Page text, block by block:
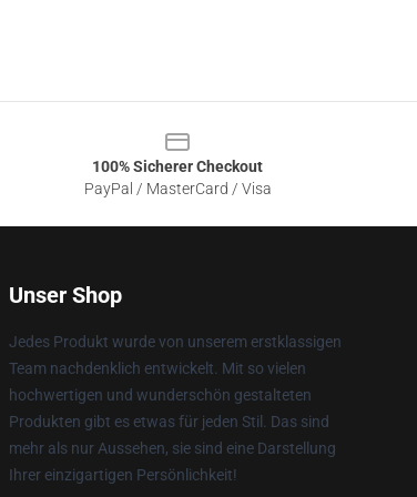
100% Sicherer Checkout
PayPal / MasterCard / Visa
Unser Shop
Jedes Produkt wurde von unserem erstklassigen
Team nachdenklich entwickelt. Mit so vielen
hochwertigen und wunderschön gestalteten
Produkten gibt es etwas für jeden Stil. Das sind
mehr als nur Aussehen, sie sind eine Darstellung
Ihrer einzigartigen Persönlichkeit!